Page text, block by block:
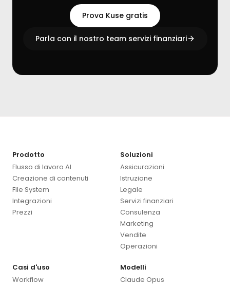
Prova Kuse gratis
Parla con il nostro team servizi finanziari
Prodotto
Flusso di lavoro AI
Creazione di contenuti
File System
Integrazioni
Prezzi
Soluzioni
Assicurazioni
Istruzione
Legale
Servizi finanziari
Consulenza
Marketing
Vendite
Operazioni
Casi d'uso
Workflow
Modelli
Claude Opus